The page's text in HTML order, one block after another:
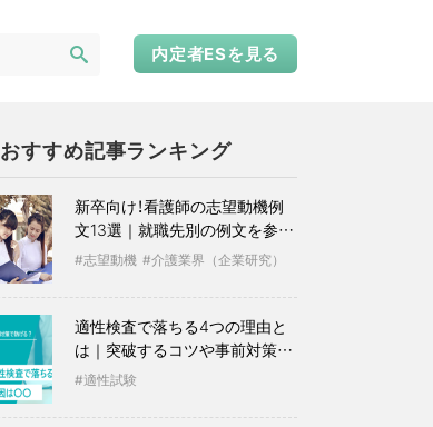
内定者ESを見る
おすすめ記事ランキング
新卒向け！看護師の志望動機例
文13選｜就職先別の例文を参考
に志望動機 介護業界（企業研究）
適性検査で落ちる4つの理由と
は｜突破するコツや事前対策も
紹介
適性試験